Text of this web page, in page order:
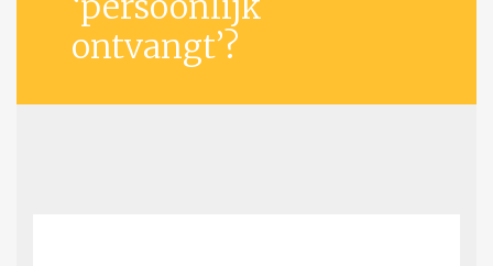
ontvangt’?